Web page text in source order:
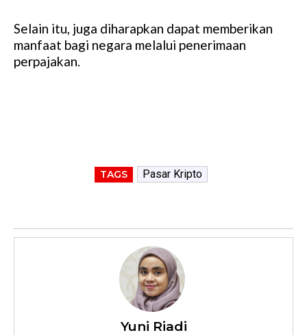
Selain itu, juga diharapkan dapat memberikan
manfaat bagi negara melalui penerimaan
perpajakan.
TAGS Pasar Kripto
Yuni Riadi